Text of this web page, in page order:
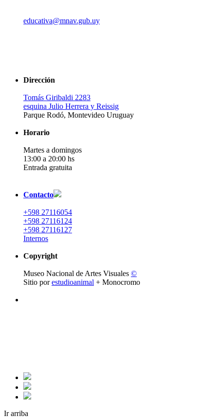
educativa@mnav.gub.uy
Dirección
Tomás Giribaldi 2283
esquina Julio Herrera y Reissig
Parque Rodó, Montevideo Uruguay
Horario
Martes a domingos
13:00 a 20:00 hs
Entrada gratuita
Contacto
+598 27116054
+598 27116124
+598 27116127
Internos
Copyright
Museo Nacional de Artes Visuales ©
Sitio porestudioanimal + Monocromo
Ir arriba